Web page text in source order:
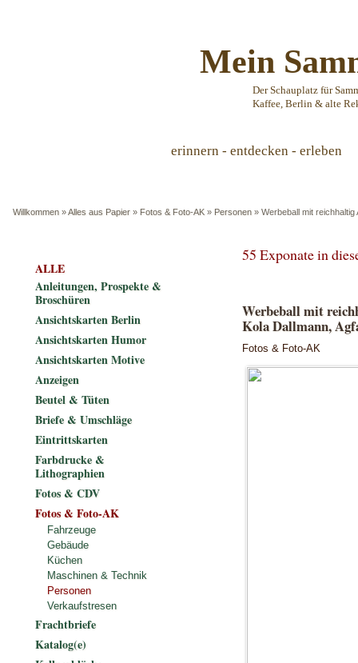
Mein
Der Schauplatz für
Kaffee, Berlin & alte
erinnern - entdecken - erleben
Willkommen »Alles aus Papier » Fotos & Foto-AK » Personen » Werbeball mit reichhaltig
55 Exponate in
Werbeball mit
Kola Dallmann,
Fotos & Foto-AK
ALLE
Anleitungen, Prospekte &
Broschüren
Ansichtskarten Berlin
Ansichtskarten Humor
Ansichtskarten Motive
Anzeigen
Beutel & Tüten
Briefe & Umschläge
Eintrittskarten
Farbdrucke &
Lithographien
Fotos & CDV
Fotos & Foto-AK
Fahrzeuge
Gebäude
Küchen
Maschinen & Technik
Personen
Verkaufstresen
Frachtbriefe
Katalog(e)